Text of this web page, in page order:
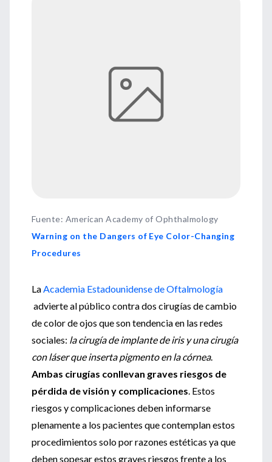
Fuente: American Academy of Ophthalmology
Warning on the Dangers of Eye Color-Changing
Procedures
LaAcademia Estadounidense de Oftalmología
advierte al público contra dos cirugías de cambio
de color de ojos que son tendencia en las redes
sociales: la cirugía de implante de iris y una cirugía
con láser que inserta pigmento en la córnea.
Ambas cirugías conllevan graves riesgos de
pérdida de visión y complicaciones. Estos
riesgos y complicaciones deben informarse
plenamente a los pacientes que contemplan estos
procedimientos solo por razones estéticas ya que
deben sopesar estos graves riesgos frente a los